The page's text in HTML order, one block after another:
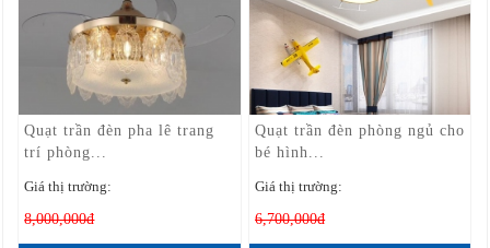
Quạt trần đèn pha lê trang
trí phòng...
Giá thị trường:
8,000,000đ
Quạt trần đèn phòng ngủ cho
bé hình...
Giá thị trường:
6,700,000đ